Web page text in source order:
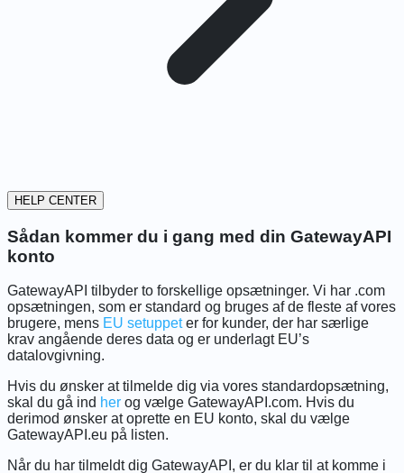
HELP CENTER
Sådan kommer du i gang med din GatewayAPI
konto
GatewayAPI tilbyder to forskellige opsætninger. Vi har .com
opsætningen, som er standard og bruges af de fleste af vores
brugere, mens EU setuppeter for kunder, der har særlige
krav angående deres data og er underlagt EU’s
datalovgivning.
Hvis du ønsker at tilmelde dig via vores standardopsætning,
skal du gå ind her og vælge GatewayAPI.com. Hvis du
derimod ønsker at oprette en EU konto, skal du vælge
GatewayAPI.eu på listen.
Når du har tilmeldt dig GatewayAPI, er du klar til at komme i